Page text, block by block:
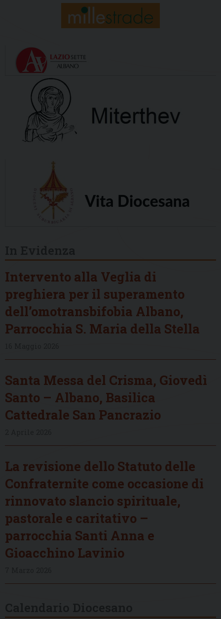
Intervento alla Veglia di
preghiera per il superamento
dell’omotransbifobia Albano,
Parrocchia S. Maria della Stella
Santa Messa del Crisma, Giovedì
Santo – Albano, Basilica
Cattedrale San Pancrazio
La revisione dello Statuto delle
Confraternite come occasione di
rinnovato slancio spirituale,
pastorale e caritativo –
parrocchia Santi Anna e
Gioacchino Lavinio